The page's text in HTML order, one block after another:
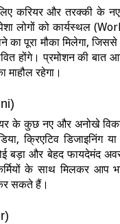
करियर और तरक्की के नए
लोगों को कार्यस्थल
का पूरा मौका मिलेगा,
होंगे। प्रमोशन की बात
माहौल रहेगा।
के कुछ नए और अनोखे
क्रिएटिव डिजाइनिंग
बड़ा और बेहद फायदेमंद
के साथ मिलकर आप
सकते हैं।